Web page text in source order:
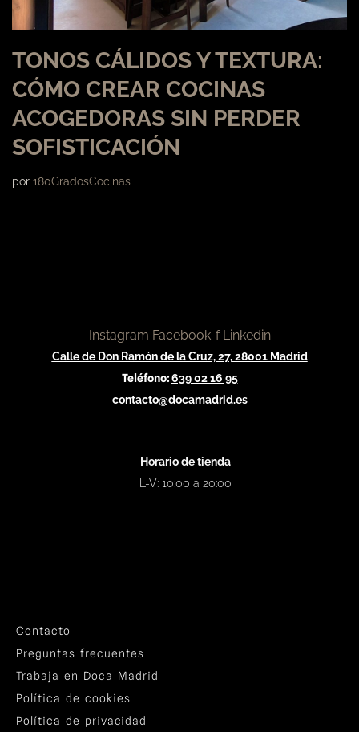
TONOS CÁLIDOS Y TEXTURA:
CÓMO CREAR COCINAS
ACOGEDORAS SIN PERDER
SOFISTICACIÓN
por 180GradosCocinas
Instagram Facebook-f Linkedin
Calle de Don Ramón de la Cruz, 27, 28001 Madrid
Teléfono:639 02 16 95
contacto@docamadrid.es
Horario de tienda
L-V: 10:00 a 20:00
Contacto
Preguntas frecuentes
Trabaja en Doca Madrid
Política de cookies
Política de privacidad